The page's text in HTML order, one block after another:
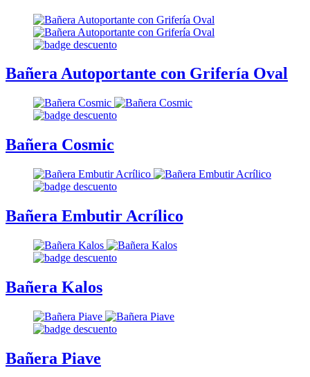
Bañera Autoportante con Grifería Oval
Bañera Cosmic
Bañera Embutir Acrílico
Bañera Kalos
Bañera Piave